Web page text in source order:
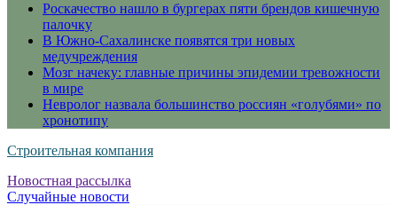
Роскачество нашло в бургерах пяти брендов кишечную
палочку
В Южно-Сахалинске появятся три новых
медучреждения
Мозг начеку: главные причины эпидемии тревожности
в мире
Невролог назвала большинство россиян «голубями» по
хронотипу
Строительная компания
Новостная рассылка
Случайные новости